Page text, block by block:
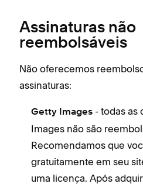
Assinaturas não
reembolsáveis
Não oferecemos
assinaturas:
Getty Images - todas as
Images não são
Recomendamos que
gratuitamente em seu
uma licença. Após